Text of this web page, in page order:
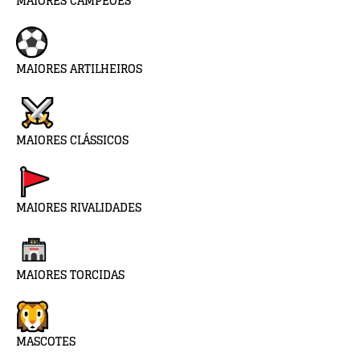
MAIORES ARTILHEIROS
MAIORES CLÁSSICOS
MAIORES RIVALIDADES
MAIORES TORCIDAS
MASCOTES